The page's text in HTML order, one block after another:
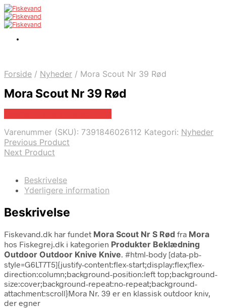
Forside / Nyheder / Mora Scout Nr 39 Rød
Mora Scout Nr 39 Rød
Varenummer (SKU): 7391846026112 Kategori: Nyheder
Previous Product
Next Product
Beskrivelse
Yderligere information
Beskrivelse
Fiskevand.dk har fundet Mora Scout Nr S Rød fra Mora
hos Fiskegrej.dk i kategorien Produkter Beklædning
Outdoor Outdoor Knive Knive. #html-body [data-pb-
style=G6LT7T5]{justify-content:flex-start;display:flex;flex-
direction:column;background-position:left top;background-
size:cover;background-repeat:no-repeat;background-
attachment:scroll}Mora Nr. 39 er en klassisk outdoor kniv,
der egner